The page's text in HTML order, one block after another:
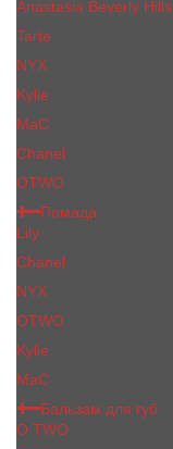
Anastasia Beverly Hills
Tarte
NYX
Kylie
MaC
Сhanеl
OTWO
Помада
Lily
Chanel
NYX
OTWO
Kylie
МаС
Бальзам для губ
O.TWO